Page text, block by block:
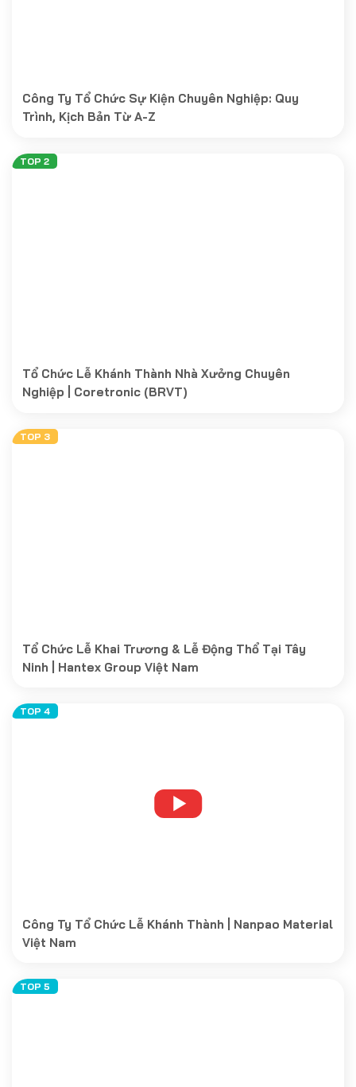
Công Ty Tổ Chức Sự Kiện Chuyên Nghiệp: Quy
Trình, Kịch Bản Từ A-Z
Tổ Chức Lễ Khánh Thành Nhà Xưởng Chuyên
Nghiệp | Coretronic (BRVT)
Tổ Chức Lễ Khai Trương & Lễ Động Thổ Tại Tây
Ninh | Hantex Group Việt Nam
Công Ty Tổ Chức Lễ Khánh Thành | Nanpao Material
Việt Nam